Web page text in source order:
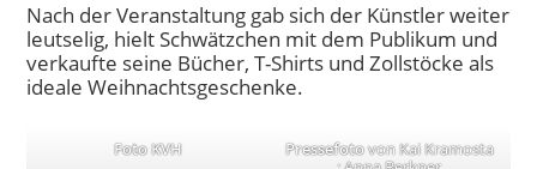
Nach der Veranstaltung gab sich der Künstler weiter
leutselig, hielt Schwätzchen mit dem Publikum und
verkaufte seine Bücher, T-Shirts und Zollstöcke als
ideale Weihnachtsgeschenke.
Foto KVH Pressefotovon Kai Kramosta